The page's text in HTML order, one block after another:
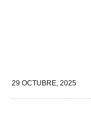
29 OCTUBRE, 2025